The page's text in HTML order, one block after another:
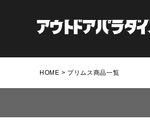
HOME プリムス商品一覧